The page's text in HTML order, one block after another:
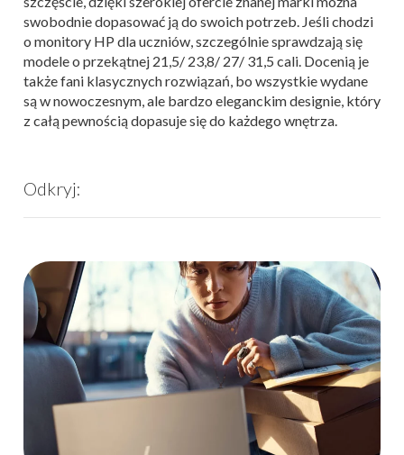
swobodnie dopasować ją do swoich potrzeb. Jeśli chodzi
o monitory HP dla uczniów, szczególnie sprawdzają się
modele o przekątnej 21,5/ 23,8/ 27/ 31,5 cali. Docenią je
także fani klasycznych rozwiązań, bo wszystkie wydane
są wnowoczesnym, ale bardzo eleganckim designie, który
z całą pewnością dopasuje się do każdego wnętrza.
Odkryj: